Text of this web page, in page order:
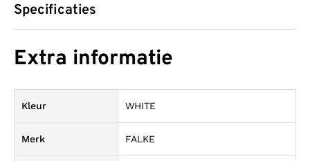
Specificaties
Extra informatie
Kleur WHITE
Merk FALKE